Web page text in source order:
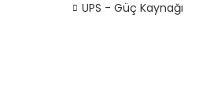
UPS - Güç Kaynağı